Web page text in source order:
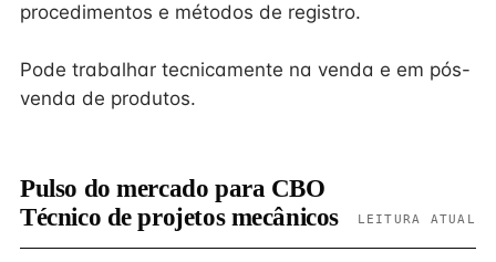
procedimentos e métodos de registro.
Pode trabalhar tecnicamente na venda e em pós-
venda de produtos.
Pulso do mercado para CBO
Técnico de projetos mecânicos
LEITURA ATUAL